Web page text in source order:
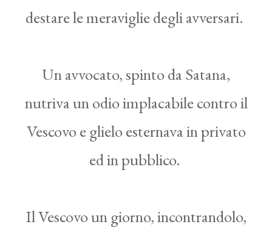
destare le meraviglie degli avversari.
Un avvocato, spinto da Satana,
nutriva un odio implacabile contro il
Vescovo e glielo esternava in privato
ed in pubblico.
Il Vescovo un giorno, incontrandolo,